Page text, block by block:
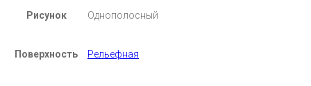
Рисунок Однополосный
Поверхность Рельефная